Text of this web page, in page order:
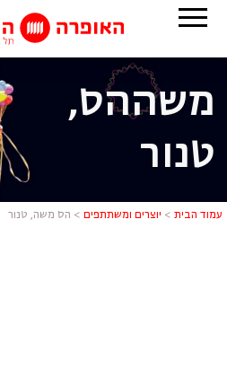
משההס,
טנור
עמוד הבית > יוצרים ומשתתפים > הס משה, טנור